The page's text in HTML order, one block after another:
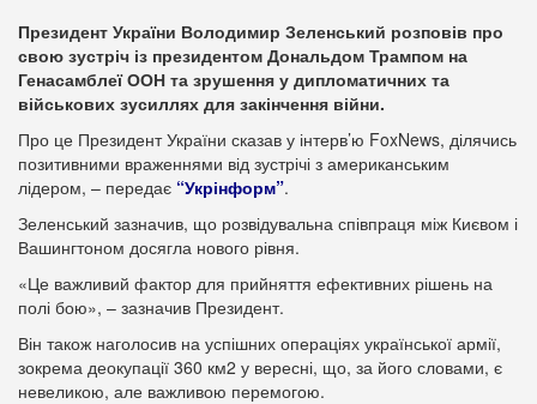
Президент України Володимир Зеленський розповів про
свою зустріч із президентом Дональдом Трампом на
Генасамблеї ООН та зрушення у дипломатичних та
військових зусиллях для закінчення війни.
Про це Президент України сказав у інтерв’ю FoxNews, ділячись
позитивними враженнями від зустрічі з американським
лідером, – передає “Укрінформ”.
Зеленський зазначив, що розвідувальна співпраця між Києвом і
Вашингтоном досягла нового рівня.
«Це важливий фактор для прийняття ефективних рішень на
полі бою», – зазначив Президент.
Він також наголосив на успішних операціях української армії,
зокрема деокупації 360 км2 у вересні, що, за його словами, є
невеликою, але важливою перемогою.